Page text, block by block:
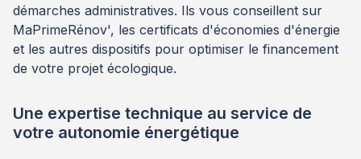
démarches administratives. Ils vous conseillent sur
MaPrimeRénov', les certificats d'économies d'énergie
et les autres dispositifs pour optimiser le financement
de votre projet écologique.
Une expertise technique au service de
votre autonomie énergétique